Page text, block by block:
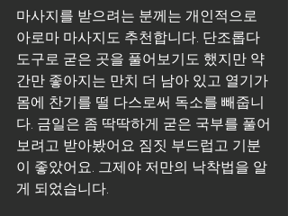
마사지를 받으려는 분께는 개인적으로
아로마 마사지도 추천합니다. 단조롭다
도구로 굳은 곳을 풀어보기도 했지만 약
간만 좋아지는 만치 더 남아 있고 열기가
몸에 찬기를 떨 다스로써 독소를 빼줍니
다. 금일은 좀 딱딱하게 굳은 국부를 풀어
보려고 받아봤어요 짐짓 부드럽고 기분
이 좋았어요. 그제야 저만의 낙착법을 알
게 되었습니다.